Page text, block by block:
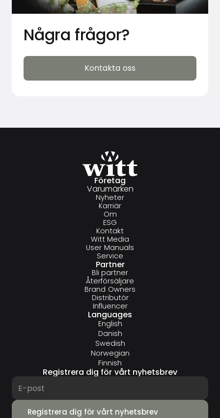
Några frågor?
Kontakta oss
Kontakta oss
Företag
Varumärken
Nyheter
Karriär
Om
ESG
Kontakt
Witt Media
User Manuals
Service
Partner
Bli partner
Återförsäljare
Brand Owners
Distributör
Influencer
Languages
English
Danish
Swedish
Norwegian
Finnish
Registrera dig för vårt nyhetsbrev